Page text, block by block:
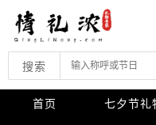
搜索
首页 七夕节礼